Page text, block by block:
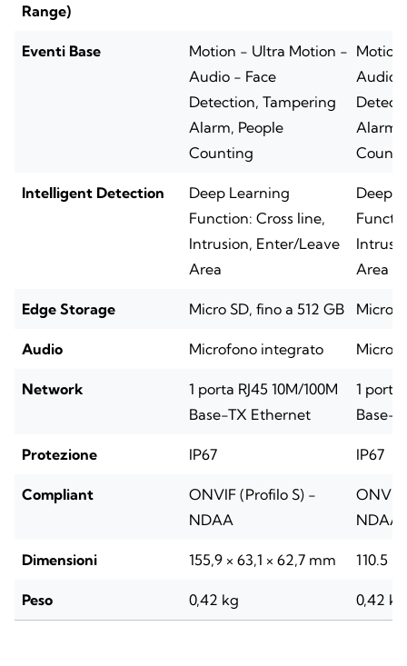
Range)
Eventi Base
Motion - Ultra Motion -
Audio - Face
Detection, Tampering
Alarm, People
Counting
Audio
Alarm,
Intelligent Detection
Deep Learning
Function: Cross line,
Intrusion, Enter/Leave
Area
Deep
Area
Edge Storage Micro SD, fino a 512 GB Micro
Audio Microfono integrato
Network
1 porta RJ45 10M/100M
Base-TX Ethernet
1 porta
Base-
Protezione IP67 IP67
Compliant
ONVIF (Profilo S) -
NDAA
ONVIF
NDAA
Dimensioni 155,9 × 63,1 × 62,7 mm 110.5 ×
Peso 0,42 kg 0,42 kg